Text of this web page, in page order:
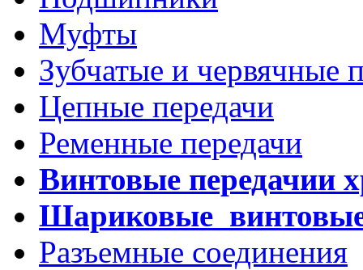
Муфты
Зубчатые и червячные
Цепные передачи
Ременные передачи
Винтовые передачии
Шариковые
Разъемные соединения